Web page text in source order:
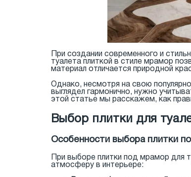
При создании современного и
туалета плиткой в стиле мрамор
материал отличается природной
Однако, несмотря на свою
выглядел гармонично, нужно
этой статье мы расскажем, как
Выбор плитки для
Особенности выбора плитки
При выборе плитки под мрамор для
атмосферу в интерьере: